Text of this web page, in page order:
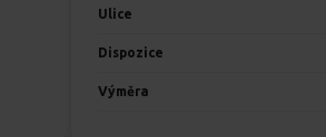
Ulice
Dispozice
Výměra